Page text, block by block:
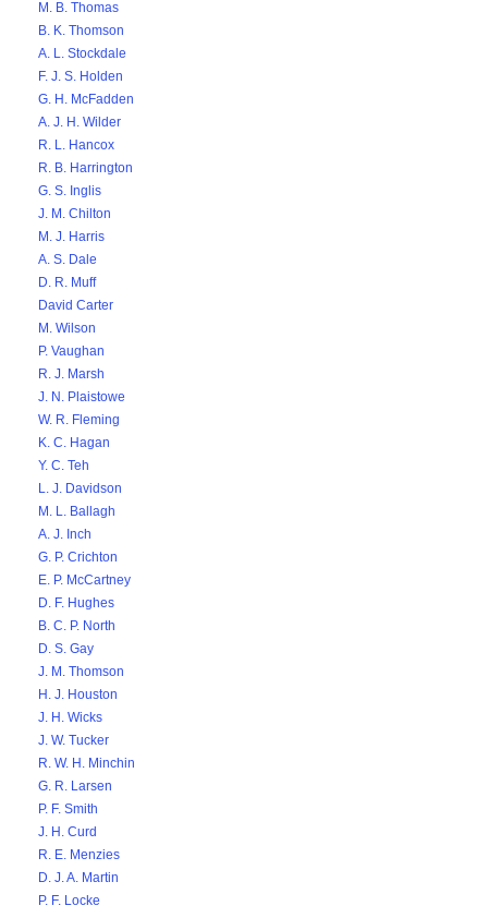
M. B. Thomas
B. K. Thomson
A. L. Stockdale
F. J. S. Holden
G. H. McFadden
A. J. H. Wilder
R. L. Hancox
R. B. Harrington
G. S. Inglis
J. M. Chilton
M. J. Harris
A. S. Dale
D. R. Muff
David Carter
M. Wilson
P. Vaughan
R. J. Marsh
J. N. Plaistowe
W. R. Fleming
K. C. Hagan
Y. C. Teh
L. J. Davidson
M. L. Ballagh
A. J. Inch
G. P. Crichton
E. P. McCartney
D. F. Hughes
B. C. P. North
D. S. Gay
J. M. Thomson
H. J. Houston
J. H. Wicks
J. W. Tucker
R. W. H. Minchin
G. R. Larsen
P. F. Smith
J. H. Curd
R. E. Menzies
D. J. A. Martin
P. F. Locke